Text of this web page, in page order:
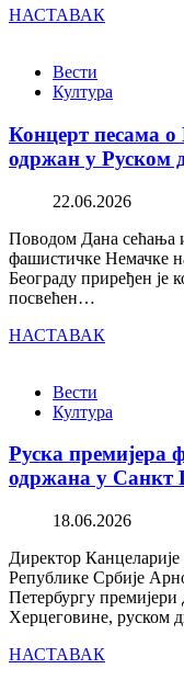
НАСТАВАК
Вести
Култура
Концерт песама
одржан у Руском
22.06.2026
Поводом Дана сећања
фашистичке Немачке
Београду приређен је
посвећен…
НАСТАВАК
Вести
Култура
Руска премијера
одржана у Санкт
18.06.2026
Директор
Републике Србије
Петербургу
Херцеговине, руском
НАСТАВАК